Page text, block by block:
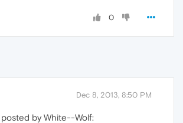
0
Dec 8, 2013, 8:50 PM
by White--Wolf: